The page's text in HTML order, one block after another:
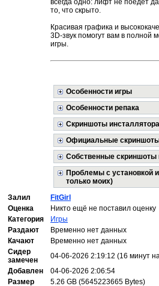
всегда одно: лифт не поедет
то, что скрыто.
Красивая графика и
3D‑звук помогут вам в полной
игры.
Особенности игры
Особенности репака
Скриншоты инсталлятора
Официальные
Собственные скриншоты
Проблемы с установкой
только моих)
Залил
FitGirl
Оценка
Никто ещё не поставил оценку
Категория
Игры
Раздают
Временно нет данных
Качают
Временно нет данных
Сидер
замечен
04-06-2026 2:19:12 (16 минут
Добавлен
04-06-2026 2:06:54
Размер
5.26 GB (5645223665 Bytes)